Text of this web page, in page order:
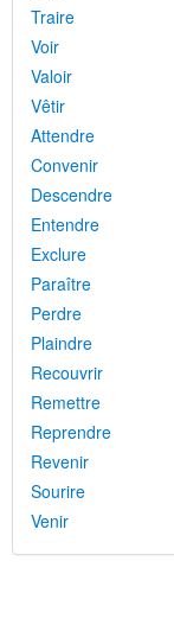
Traire
Voir
Valoir
Vêtir
Attendre
Convenir
Descendre
Entendre
Exclure
Paraître
Perdre
Plaindre
Recouvrir
Remettre
Reprendre
Revenir
Sourire
Venir